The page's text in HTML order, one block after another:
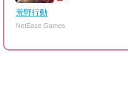
荒野行動
NetEase Games